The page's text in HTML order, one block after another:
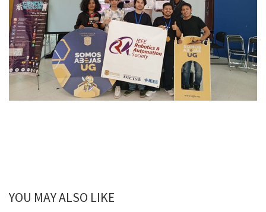
YOU MAY ALSO LIKE